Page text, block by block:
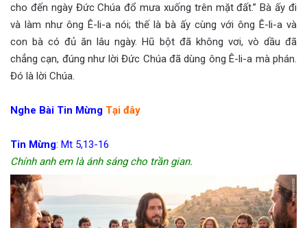
cho đến ngày Đức Chúa đổ mưa xuống trên mặt đất.” Bà ấy đi
và làm như ông Ê-li-a nói; thế là bà ấy cùng với ông Ê-li-a và
con bà có đủ ăn lâu ngày. Hũ bột đã không vơi, vò dầu đã
chẳng cạn, đúng như lời Đức Chúa đã dùng ông Ê-li-a mà phán.
Đó là lời Chúa.
Nghe Bài Tin Mừng Tại đây
Tin Mừng: Mt 5,13-16
Chính anh em là ánh sáng cho trần gian.